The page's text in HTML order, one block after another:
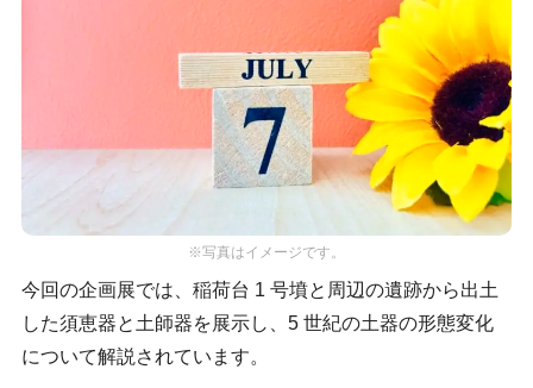
※写真はイメージです。
今回の企画展では、稲荷台 1 号墳と周辺の遺跡から出土
した須恵器と土師器を展示し、5 世紀の土器の形態変化
について解説されています。